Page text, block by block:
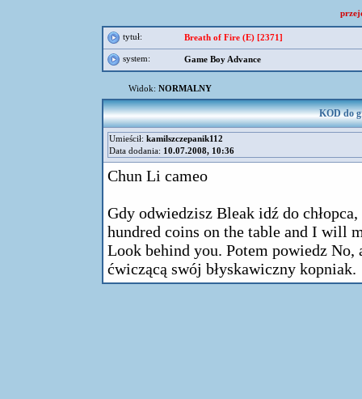
tytuł: Breath of Fire (E) [2371]
system: Game Boy Advance
Widok: NORMALNY
KOD do
Umieścił: kamilszczepanik112
Data dodania: 10.07.2008, 10:36
Chun Li cameo
Gdy odwiedzisz Bleak idź do
hundred coins on the table and I will
Look behind you. Potem powiedz No,
ćwiczącą swój błyskawiczny kopniak.